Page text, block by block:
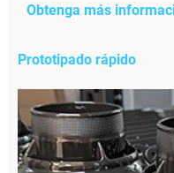
Obtenga más
Prototipado rápido